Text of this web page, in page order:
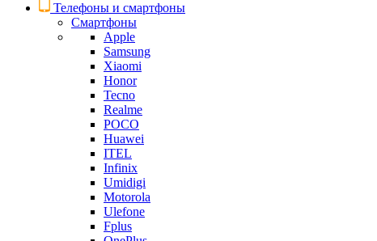
Телефоны и смартфоны
Смартфоны
Apple
Samsung
Xiaomi
Honor
Tecno
Realme
POCO
Huawei
ITEL
Infinix
Umidigi
Motorola
Ulefone
Fplus